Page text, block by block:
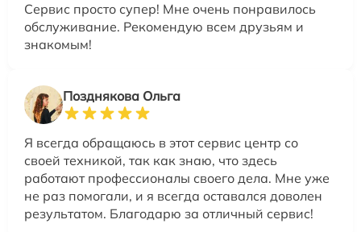
Сервис просто супер! Мне очень понравилось
обслуживание. Рекомендую всем друзьям и
знакомым!
Позднякова Ольга
Я всегда обращаюсь в этот сервис центр со
своей техникой, так как знаю, что здесь
работают профессионалы своего дела. Мне уже
не раз помогали, и я всегда оставался доволен
результатом. Благодарю за отличный сервис!